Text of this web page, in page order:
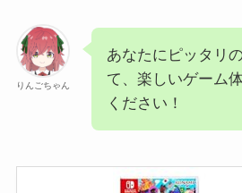
りんごちゃん
あなたにピッタリ
て、楽しいゲーム
ください！